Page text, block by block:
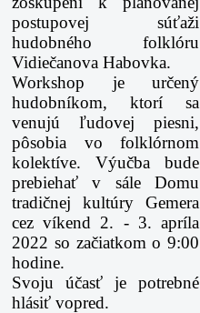
postupovej súťaži
hudobného folklóru
Vidiečanova Habovka.
Workshop je určený
hudobníkom, ktorí sa
venujú ľudovej piesni,
pôsobia vo folklórnom
kolektíve. Výučba bude
prebiehať v sále Domu
tradičnej kultúry Gemera
cez víkend 2. - 3. apríla
2022 so začiatkom o 9:00
hodine.
Svoju účasť je potrebné
hlásiť vopred.